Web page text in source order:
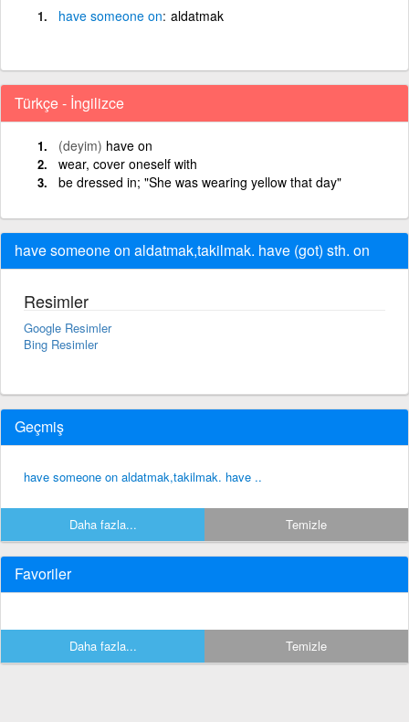
have someone on aldatmak
Türkçe - İngilizce
(deyim) have on
wear, cover oneself with
be dressed in; "She was wearing yellow that day"
have someone on aldatmak,takilmak. have (got) sth. on
Resimler
Google Resimler
Bing Resimler
Geçmiş
have someone on aldatmak,takilmak. have ..
Daha fazla... Temizle
Favoriler
Daha fazla... Temizle